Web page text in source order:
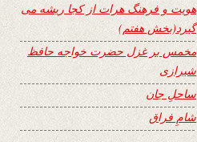
هویت و فرهنگ هرات از کجا ریشه می
گیرد(بخش هفتم)
مخمس بر غزل حضرت خواجه حافظ
شیرازی
ساحلِ جان
شامِ فراق